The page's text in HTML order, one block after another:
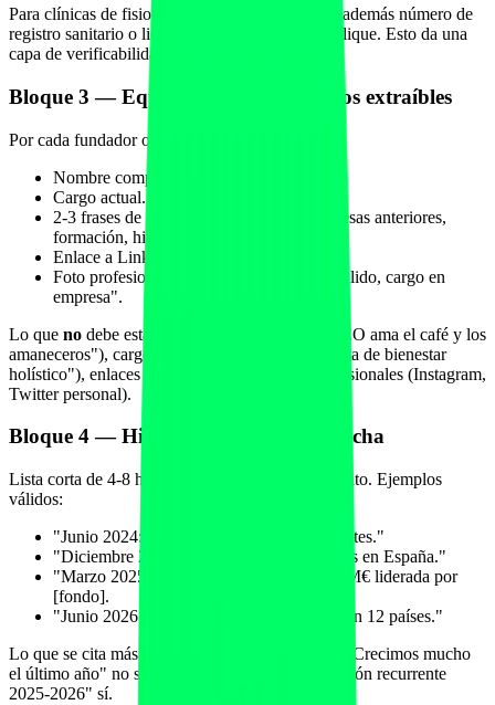
Para clínicas de fisioterapia y gimnasios, incluir además número de
registro sanitario o licencia comercial cuando aplique. Esto da una
capa de verificabilidad extra a la entidad.
Bloque 3 — Equipo fundador con bios extraíbles
Por cada fundador o miembro clave del equipo:
Nombre completo en H3.
Cargo actual.
2-3 frases de trayectoria verificable (empresas anteriores,
formación, hito profesional concreto).
Enlace a LinkedIn personal.
Foto profesional con alt text "Nombre apellido, cargo en
empresa".
Lo que no debe estar: bios literarias ("nuestro CEO ama el café y los
amaneceros"), cargos no verificables ("evangelista de bienestar
holístico"), enlaces a perfiles personales no profesionales (Instagram,
Twitter personal).
Bloque 4 — Hitos cuantificados con fecha
Lista corta de 4-8 hitos numerados con fecha y dato. Ejemplos
válidos:
"Junio 2024: lanzamiento beta con 12 clientes."
"Diciembre 2024: 100 profesionales activos en España."
"Marzo 2025: cierre de ronda seed de 1,2 M€ liderada por
[fondo].
"Junio 2026: 300+ profesionales servidos en 12 países."
Lo que se cita más es lo cuantificado con fecha. "Crecimos mucho
el último año" no se cita; "350% YoY en facturación recurrente
2025-2026" sí.